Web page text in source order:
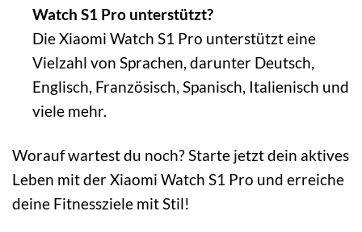
Watch S1 Pro unterstützt?
Die Xiaomi Watch S1 Pro unterstützt eine
Vielzahl von Sprachen, darunter Deutsch,
Englisch, Französisch, Spanisch, Italienisch und
viele mehr.
Worauf wartest du noch? Starte jetzt dein aktives
Leben mit der Xiaomi Watch S1 Pro und erreiche
deine Fitnessziele mit Stil!